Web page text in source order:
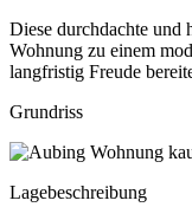
Diese durchdachte und
Wohnung zu einem
langfristig Freude
Grundriss
Lagebeschreibung